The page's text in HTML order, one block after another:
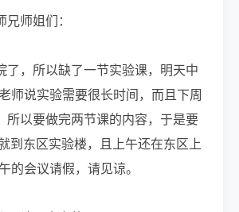
师姐们：
了，所以缺了一节实验课，明天中
师说实验需要很长时间，而且下周
所以要做完两节课的内容，于是要
到东区实验楼，且上午还在东区上
的会议请假，请见谅。